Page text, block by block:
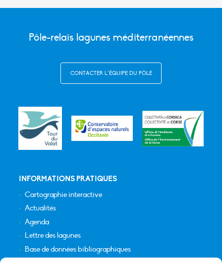
Pôle-relais lagunes méditerranéennes
CONTACTER L’ÉQUIPE DU PÔLE
INFORMATIONS PRATIQUES
Cartographie interactive
Actualités
Agenda
Lettre des lagunes
Base de données bibliographiques